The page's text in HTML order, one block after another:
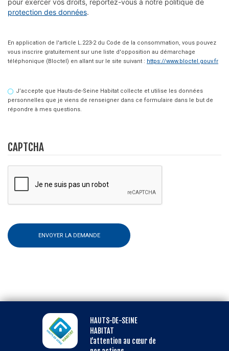
protection des données.
En application de l'article L.223-2 du Code de la consommation, vous pouvez
vous inscrire gratuitement sur une liste d'opposition au démarchage
téléphonique (Bloctel) en allant sur le site suivant : https://www.bloctel.gouv.fr
J’accepte que Hauts-de-Seine Habitat collecte et utilise les données
personnelles que je viens de renseigner dans ce formulaire dans le but de
répondre à mes questions.
CAPTCHA
ENVOYER LA DEMANDE
HAUTS-DE-SEINE
HABITAT
L’attention au cœur de